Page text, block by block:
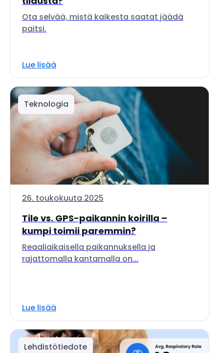
Ota selvää, mistä kaikesta saatat jäädä
paitsi.
Lue lisää
Teknologia
26. toukokuuta 2025
Tile vs. GPS-paikannin koirilla –
kumpi toimii paremmin?
Reaaliaikaisella paikannuksella ja
rajattomalla kantamalla on...
Lue lisää
Lehdistötiedote